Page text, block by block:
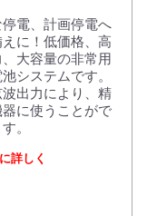
停電、計画停電へ
に！低価格、高
、大容量の非常用
システムです。
波出力により、精
器に使うことがで
。
詳しく